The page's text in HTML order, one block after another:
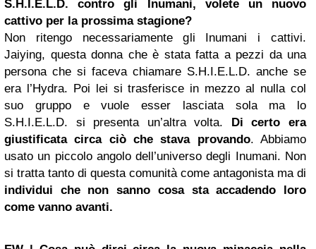
S.H.I.E.L.D. contro gli Inumani, volete un nuovo
cattivo per la prossima stagione?
Non ritengo necessariamente gli Inumani i cattivi.
Jaiying, questa donna che è stata fatta a pezzi da una
persona che si faceva chiamare S.H.I.E.L.D. anche se
era l’Hydra. Poi lei si trasferisce in mezzo al nulla col
suo gruppo e vuole esser lasciata sola ma lo
S.H.I.E.L.D. si presenta un’altra volta. Di certo era
giustificata circa ciò che stava provando. Abbiamo
usato un piccolo angolo dell’universo degli Inumani. Non
si tratta tanto di questa comunità come antagonista ma di
individui che non sanno cosa sta accadendo loro
come vanno avanti.